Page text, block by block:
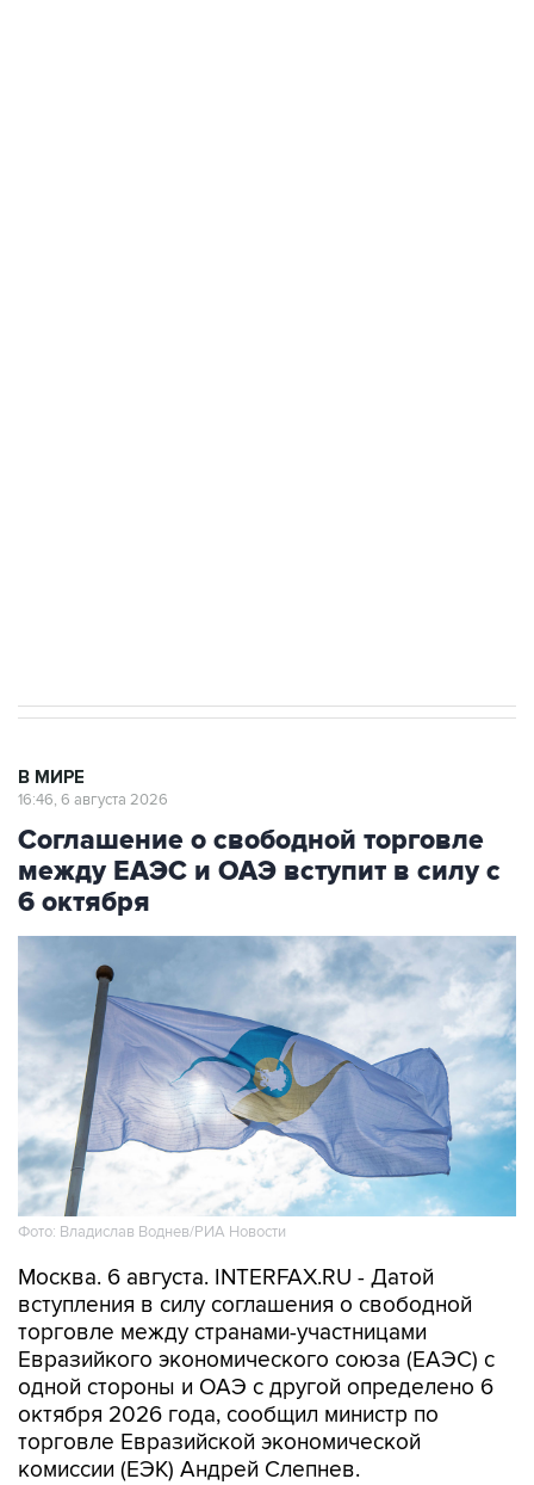
В МИРЕ
16:46, 6 августа 2026
Соглашение о свободной торговле
между ЕАЭС и ОАЭ вступит в силу с
6 октября
Фото: Владислав Воднев/РИА Новости
Москва. 6 августа. INTERFAX.RU - Датой
вступления в силу соглашения о свободной
торговле между странами-участницами
Евразийкого экономического союза (ЕАЭС) с
одной стороны и ОАЭ с другой определено 6
октября 2026 года, сообщил министр по
торговле Евразийской экономической
комиссии (ЕЭК) Андрей Слепнев.